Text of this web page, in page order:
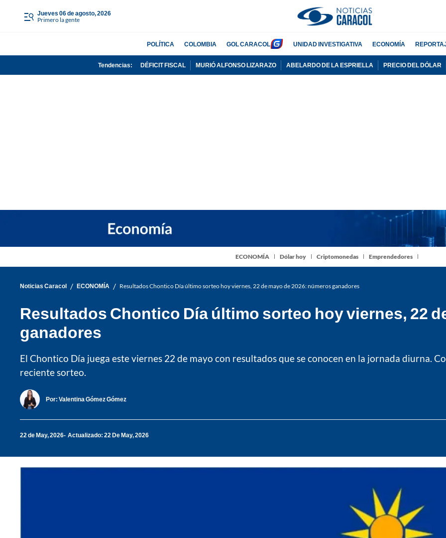
jueves 06 de agosto, 2026
Primero la gente
POLÍTICA COLOMBIA GOL CARACOL UNIDAD INVESTIGATIVA ECONOMÍA
Tendencias: DÉFICIT FISCAL MURIÓ ALFONSO LIZARAZO ABELARDO DE LA ESPRIELLA PRECIO DEL DÓLAR
ECONOMÍA Dólar hoy Criptomonedas Emprendedores
Noticias Caracol / ECONOMÍA / Resultados Chontico Día último sorteo hoy viernes, 22 de mayo de 2026: números ganadores
Resultados Chontico Día último sorteo hoy viernes, 22
ganadores
El Chontico Día juega este viernes 22 de mayo con resultados que se conocen en la jornada diurna.
reciente sorteo.
Por: Valentina Gómez Gómez
22 de May, 2026 Actualizado: 22 De May, 2026